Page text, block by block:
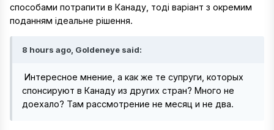
способами потрапити в Канаду, тоді варіант з окремим
поданням ідеальне рішення.
8 hours ago, Goldeneye said:
Интересное мнение, а как же те супруги, которых
спонсируют в Канаду из других стран? Много не
доехало? Там рассмотрение не месяц и не два.